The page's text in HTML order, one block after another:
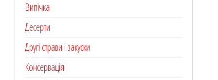
Випічка
Десерти
Другі страви і закуски
Консервація